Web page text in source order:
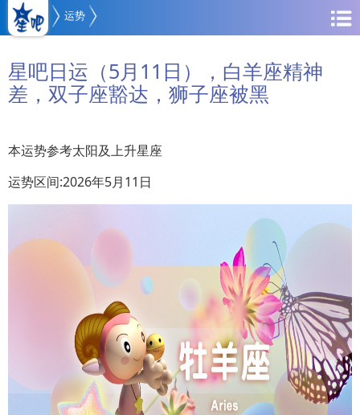
运势
星吧日运（5月11日），白羊座精神
差，双子座豁达，狮子座被黑
本运势参考太阳及上升星座
运势区间:2026年5月11日